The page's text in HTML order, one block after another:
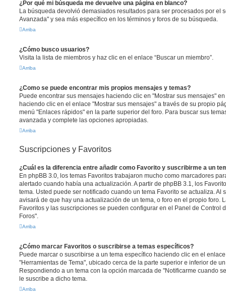
¿Por qué mi búsqueda me devuelve una página en blanco?
La búsqueda devolvió demasiados resultados para ser procesados por el
Avanzada" y sea más específico en los términos y foros de su búsqueda.
Arriba
¿Cómo busco usuarios?
Visita la lista de miembros y haz clic en el enlace “Buscar un miembro”.
Arriba
¿Como se puede encontrar mis propios mensajes y temas?
Puede encontrar sus mensajes haciendo clic en "Mostrar sus mensajes"
haciendo clic en el enlace "Mostrar sus mensajes" a través de su propio
menú "Enlaces rápidos" en la parte superior del foro. Para buscar sus
avanzada y complete las opciones apropiadas.
Arriba
Suscripciones y Favoritos
¿Cuál es la diferencia entre añadir como Favorito y suscribirme a un
En phpBB 3.0, los temas Favoritos trabajaron mucho como marcadores
alertado cuando había una actualización. A partir de phpBB 3.1, los
tema. Usted puede ser notificado cuando un tema Favorito se actualiza. Al
avisará de que hay una actualización de un tema, o foro en el propio foro.
Favoritos y las suscripciones se pueden configurar en el Panel de Control
Foros".
Arriba
¿Cómo marcar Favoritos o suscribirse a temas específicos?
Puede marcar o suscribirse a un tema específico haciendo clic en el
"Herramientas de Tema", ubicado cerca de la parte superior e inferior de
Respondiendo a un tema con la opción marcada de "Notificarme cuando
le suscribe a dicho tema.
Arriba